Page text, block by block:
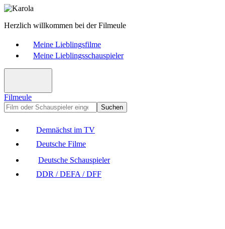
Herzlich willkommen bei der Filmeule
Meine Lieblingsfilme
Meine Lieblingsschauspieler
Filmeule
Suchen
Demnächst im TV
Deutsche Filme
Deutsche Schauspieler
DDR / DEFA / DFF